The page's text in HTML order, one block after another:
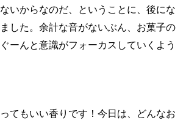
いからなのだ、ということに、後にな
した。余計な音がないぶん、お菓子の
ーんと意識がフォーカスしていくよう
てもいい香りです！今日は、どんなお